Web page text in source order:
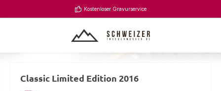
Kostenloser Gravurservice
Classic Limited Edition 2016